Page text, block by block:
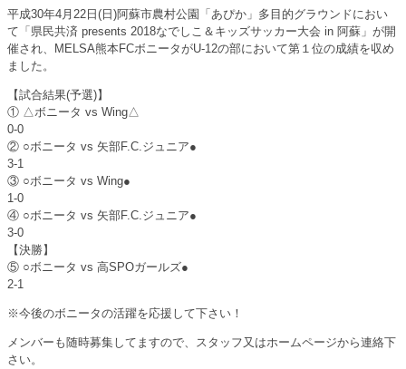
ド
ウ
で
開
き
)
平成30年4月22日(日)阿蘇市農村公園「あぴか」多目的グラウンドにおい
て「県民共済 presents 2018なでしこ＆キッズサッカー大会 in 阿蘇」が開
催され、MELSA熊本FCボニータがU-12の部において第１位の成績を収め
ました。
【試合結果(予選)】
① △ボニータ vs Wing△
0-0
② ○ボニータ vs 矢部F.C.ジュニア●
3-1
③ ○ボニータ vs Wing●
1-0
④ ○ボニータ vs 矢部F.C.ジュニア●
3-0
【決勝】
⑤ ○ボニータ vs 高SPOガールズ●
2-1
※今後のボニータの活躍を応援して下さい！
メンバーも随時募集してますので、スタッフ又はホームページから連絡下
さい。